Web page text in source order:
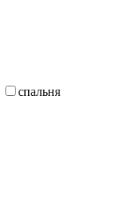
спальня